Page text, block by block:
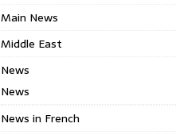
Main News
Middle East
News
News
News in French